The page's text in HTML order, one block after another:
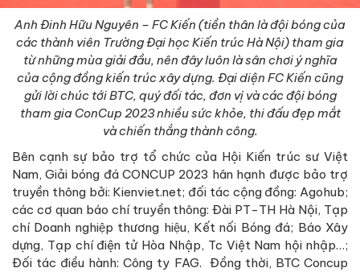
Anh Đinh Hữu Nguyên – FC Kiến (tiền thân là đội bóng của
các thành viên Trường Đại học Kiến trúc Hà Nội) tham gia
từ những mùa giải đầu, nên đây luôn là sân chơi ý nghĩa
của cộng đồng kiến trúc xây dựng. Đại diện FC Kiến cũng
gửi lời chúc tới BTC, quý đối tác, đơn vị và các đội bóng
tham gia ConCup 2023 nhiều sức khỏe, thi đấu đẹp mắt
và chiến thắng thành công.
Bên cạnh sự bảo trợ tổ chức của Hội Kiến trúc sư Việt
Nam, Giải bóng đá CONCUP 2023 hân hạnh được bảo trợ
truyền thông bởi: Kienviet.net; đối tác cộng đồng: Agohub;
các cơ quan báo chí truyền thông: Đài PT-TH Hà Nội, Tạp
chí Doanh nghiệp thương hiệu, Kết nối Bóng đá; Báo Xây
dựng, Tạp chí điện tử Hòa Nhập, Tc Việt Nam hội nhập…;
Đối tác điều hành: Công ty FAG. Đồng thời, BTC Concup